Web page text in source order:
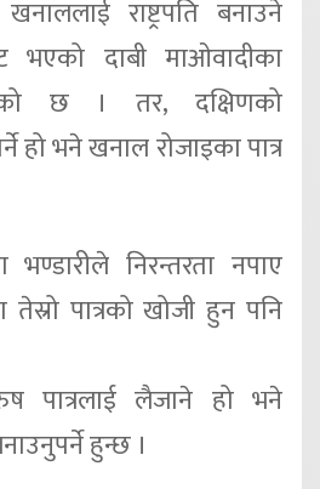
राष्ट्रपति बनाउने
भएको दाबी माओवादीका
छ । तर, दक्षिणको
हो भने खनाल रोजाइका पात्र
भण्डारीले निरन्तरता नपाए
पात्रको खोजी हुन पनि
पात्रलाई लैजाने हो भने
हुन्छ ।